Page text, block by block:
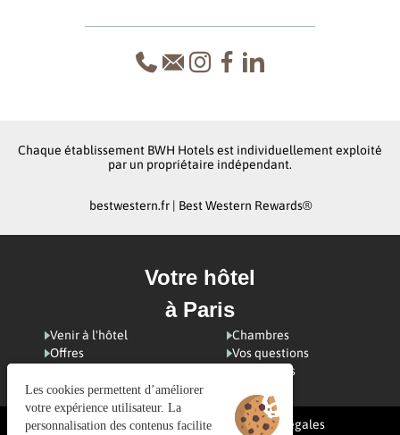
Chaque établissement BWH Hotels est individuellement exploité
par un propriétaire indépendant.
bestwestern.fr| Best Western Rewards®
Votre hôtel
à Paris
Venir à l'hôtel
Chambres
Offres
Vos questions
Avis clients
Gestion des cookies CGV Mentions légales
Les cookies permettent d’améliorer
votre expérience utilisateur. La
personnalisation des contenus facilite